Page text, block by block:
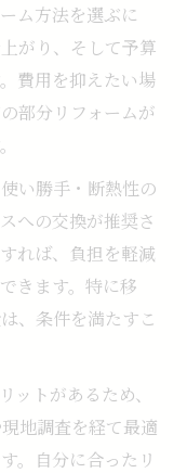
ム方法を選ぶに
がり、そして予算
費用を抑えたい場
部分リフォームが
い勝手・断熱性の
への交換が推奨さ
れば、負担を軽減
きます。特に移
、条件を満たすこ
ットがあるため、
地調査を経て最適
。自分に合ったリ